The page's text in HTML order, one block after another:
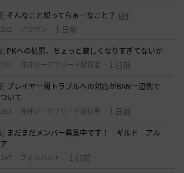
] そんなこと知ってらぁ…なこと？
262 ノウワン 1 日前
] PKへの処罰、ちょっと厳しくなりすぎてないか
231 浅井ジークフリード配信者 1 日前
] プレイヤー間トラブルへの対応がBAN一辺倒で
いて
203 浅井ジークフリード配信者 1 日前
] まだまだメンバー募集中です！ ギルド アル
247 フォンバルト 1 日前